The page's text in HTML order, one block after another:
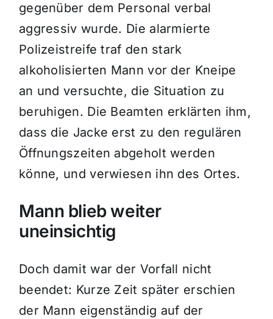
gegenüber dem Personal verbal
aggressiv wurde. Die alarmierte
Polizeistreife traf den stark
alkoholisierten Mann vor der Kneipe
an und versuchte, die Situation zu
beruhigen. Die Beamten erklärten ihm,
dass die Jacke erst zu den regulären
Öffnungszeiten abgeholt werden
könne, und verwiesen ihn des Ortes.
Mann blieb weiter
uneinsichtig
Doch damit war der Vorfall nicht
beendet: Kurze Zeit später erschien
der Mann eigenständig auf der